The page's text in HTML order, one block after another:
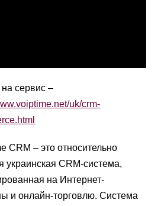
сервис –
uk/crm-
CRM – это относительно
украинская CRM-система,
на Интернет-
и онлайн-торговлю. Система